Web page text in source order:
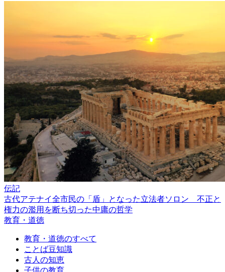
伝記
古代アテナイ全市民の「盾」となった立法者ソロン 不正と
権力の濫用を断ち切った中庸の哲学
教育・道徳
教育・道徳のすべて
ことば豆知識
古人の知恵
子供の教育